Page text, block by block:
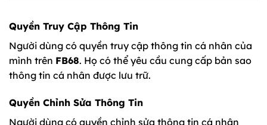
Quyền Truy Cập Thông Tin
Người dùng có quyền truy cập thông tin cá nhân của
mình trên FB68. Họ có thể yêu cầu cung cấp bản sao
thông tin cá nhân được lưu trữ.
Quyền Chỉnh Sửa Thông Tin
Người dùng có quyền chỉnh sửa thông tin cá nhân